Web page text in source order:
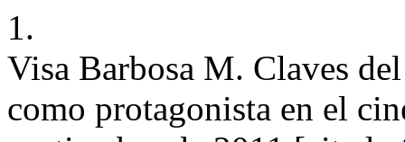
1.
Visa Barbosa M. Claves
como protagonista en el